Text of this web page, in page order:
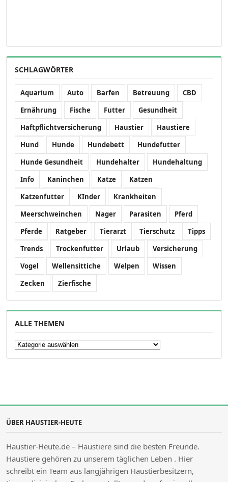
SCHLAGWÖRTER
Aquarium Auto Barfen Betreuung
CBD
Ernährung
Fische Futter
Gesundheit
Haftpflichtversicherung
Haustier
Haustiere
Hund
Hunde Hundebett
Hundefutter
Hunde Gesundheit
Hundehalter
Hundehaltung
Info
Kaninchen Katze
Katzen
Katzenfutter
KInder
Krankheiten
Meerschweinchen
Nager Parasiten
Pferd
Pferde
Ratgeber Tierarzt Tierschutz
Tipps
Trends
Trockenfutter Urlaub
Versicherung
Vogel
Wellensittiche Welpen
Wissen
Zecken
Zierfische
ALLE THEMEN
Alle Themen
ÜBER HAUSTIER-HEUTE
Haustier-Heute.de – Haustiere sind die besten Freunde.
Haustiere gehören zu unserem täglichen Leben . Hier
schreibt ein Team aus langjährigen Haustierbesitzern,